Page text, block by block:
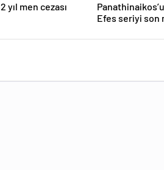
Alper Potuk’a 2 yıl men cezası
Efes seriyi son